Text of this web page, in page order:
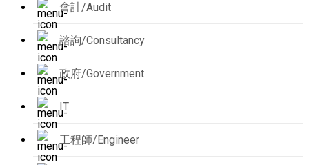
會計/Audit
諮詢/Consultancy
政府/Government
IT
工程師/Engineer